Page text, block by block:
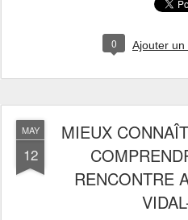
0 Ajouter
MAY
12
MIEUX
RENCONTRE